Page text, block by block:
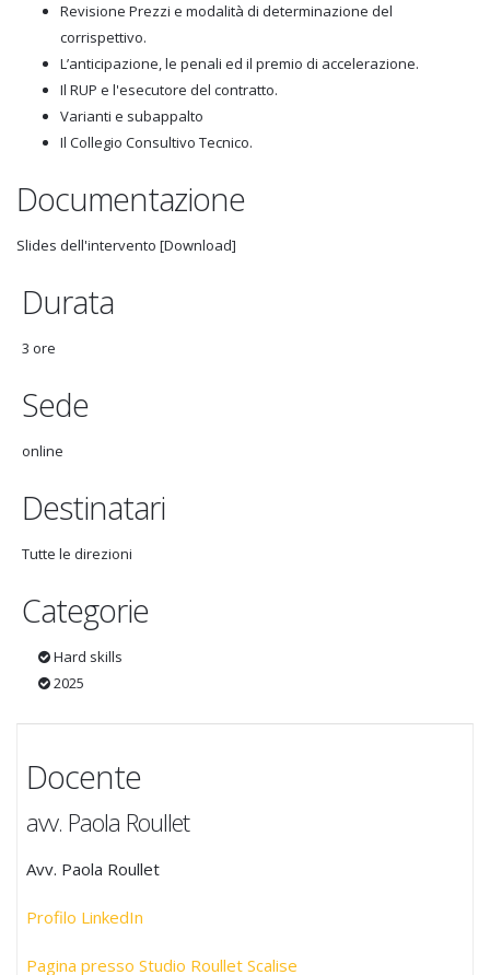
Revisione Prezzi e modalità di determinazione del
corrispettivo.
L’anticipazione, le penali ed il premio di accelerazione.
Il RUP e l'esecutore del contratto.
Varianti e subappalto
Il Collegio Consultivo Tecnico.
Documentazione
Slides dell'intervento [Download]
Durata
3 ore
Sede
online
Destinatari
Tutte le direzioni
Categorie
Hard skills
2025
Docente
avv. Paola Roullet
Avv. Paola Roullet
Profilo LinkedIn
Pagina presso Studio Roullet Scalise